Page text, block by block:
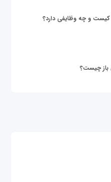
کیست و چه وظایفی دارد؟
باز چیست؟